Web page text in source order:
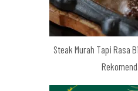
Steak Murah Tapi Rasa